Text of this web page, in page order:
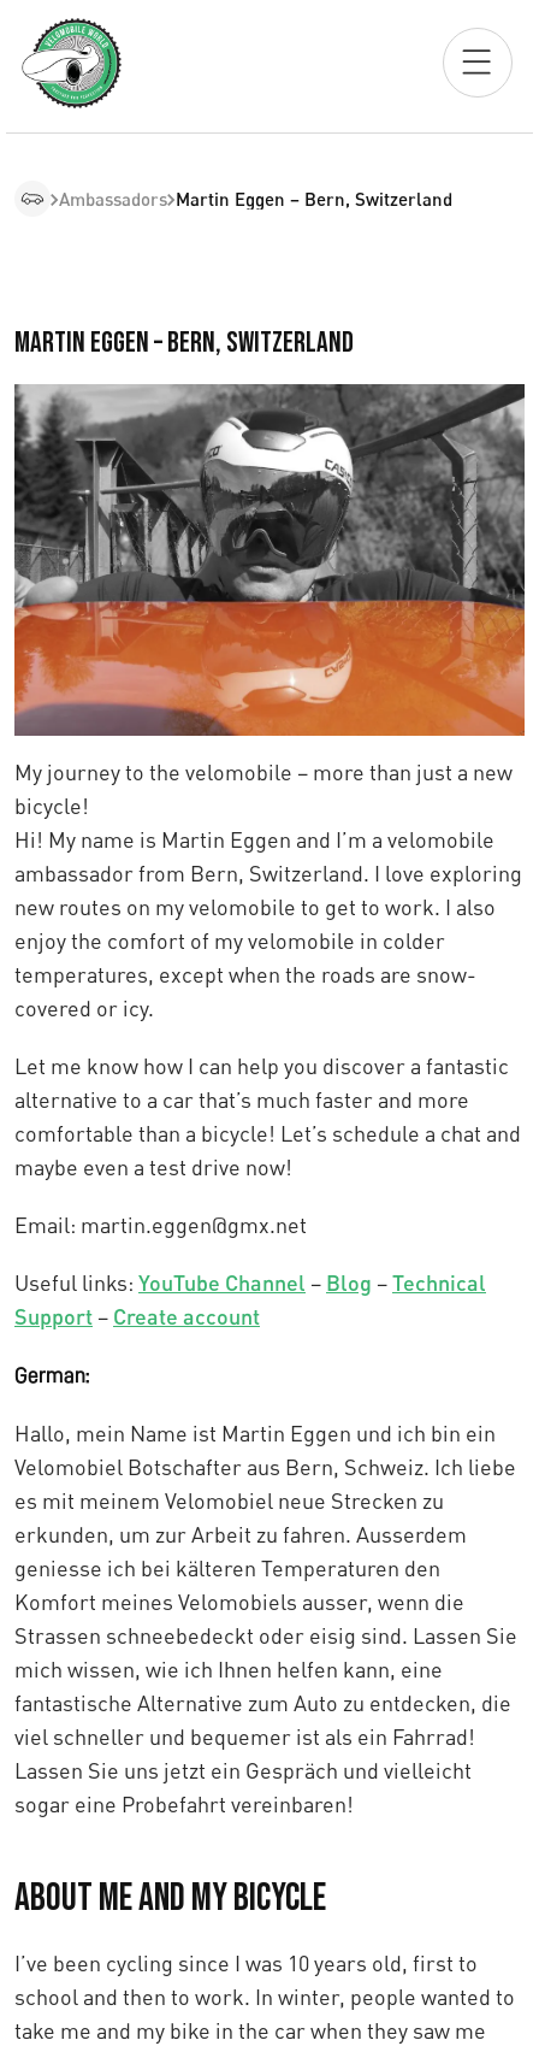
Ambassadors Martin Eggen – Bern, Switzerland
Martin Eggen – Bern, Switzerland
My journey to the velomobile – more than just a new
bicycle!
Hi! My name is Martin Eggen and I’m a velomobile
ambassador from Bern, Switzerland. I love exploring
new routes on my velomobile to get to work. I also
enjoy the comfort of my velomobile in colder
temperatures, except when the roads are snow-
covered or icy.
Let me know how I can help you discover a fantastic
alternative to a car that’s much faster and more
comfortable than a bicycle! Let’s schedule a chat and
maybe even a test drive now!
Email: martin.eggen@gmx.net
Useful links: YouTube Channel – Blog –Technical
Support – Create account
German:
Hallo, mein Name ist Martin Eggen und ich bin ein
Velomobiel Botschafter aus Bern, Schweiz. Ich liebe
es mit meinem Velomobiel neue Strecken zu
erkunden, um zur Arbeit zu fahren. Ausserdem
geniesse ich bei kälteren Temperaturen den
Komfort meines Velomobiels ausser, wenn die
Strassen schneebedeckt oder eisig sind. Lassen Sie
mich wissen, wie ich Ihnen helfen kann, eine
fantastische Alternative zum Auto zu entdecken, die
viel schneller und bequemer ist als ein Fahrrad!
Lassen Sie uns jetzt ein Gespräch und vielleicht
sogar eine Probefahrt vereinbaren!
About me and my bicycle
I’ve been cycling since I was 10 years old, first to
school and then to work. In winter, people wanted to
take me and my bike in the car when they saw me